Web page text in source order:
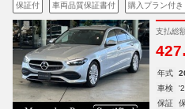
保証付 車両品質保証書付 購入プラン付き
支払総
427
年式
車検
保証